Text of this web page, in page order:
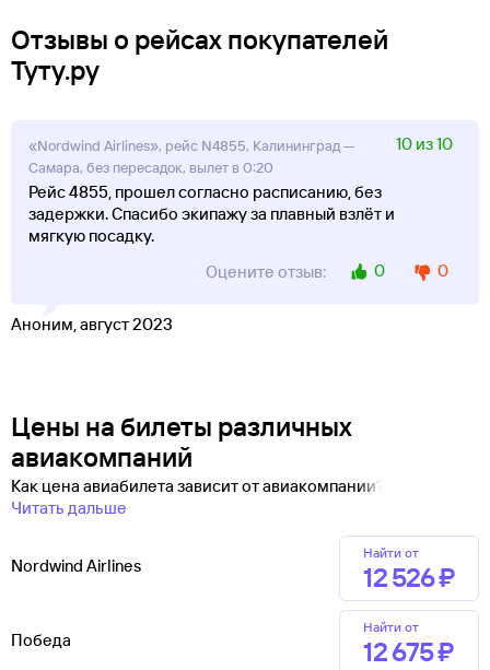
Отзывы о рейсах покупателей
Туту.ру
«Nordwind Airlines», рейс N4855, Калининград —
Самара, без пересадок, вылет в 0:20
10 из 10
Рейс 4855, прошел согласно расписанию, без
задержки. Спасибо экипажу за плавный взлёт и
мягкую посадку.
Оцените отзыв:
0 0
Аноним, август 2023
Цены на билеты различных
авиакомпаний
Как цена авиабилета зависит от авиакомпании?
Читать дальше
Nordwind Airlines
Найти от
12 ⁠526 ⁠₽
Победа
Найти от
12 ⁠675 ⁠₽